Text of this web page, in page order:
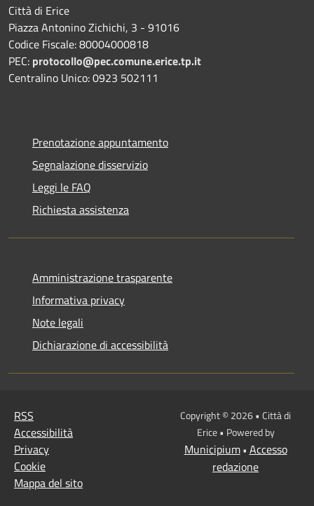
Città di Erice
Piazza Antonino Zichichi, 3 - 91016
Codice Fiscale: 80004000818
PEC: protocollo@pec.comune.erice.tp.it
Centralino Unico: 0923 502111
Prenotazione appuntamento
Segnalazione disservizio
Leggi le FAQ
Richiesta assistenza
Amministrazione trasparente
Informativa privacy
Note legali
Dichiarazione di accessibilità
RSS
Accessibilità
Privacy
Cookie
Mappa del sito
Copyright © 2026 • Città di
Erice • Powered by
Municipium• Accesso
redazione